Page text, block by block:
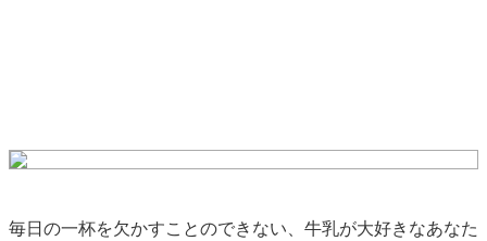
毎日の一杯を欠かすことのできない、牛乳が大好きなあなた